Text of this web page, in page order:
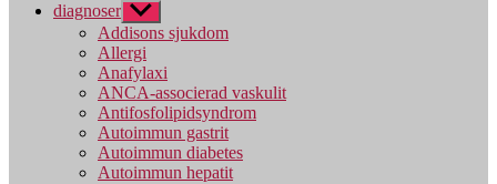
diagnoser Visa
undermeny
Addisons sjukdom
Allergi
Anafylaxi
ANCA-associerad vaskulit
Antifosfolipidsyndrom
Autoimmun gastrit
Autoimmun diabetes
Autoimmun hepatit